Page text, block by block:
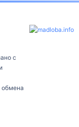
с
обмена